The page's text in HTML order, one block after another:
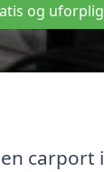
og
carport